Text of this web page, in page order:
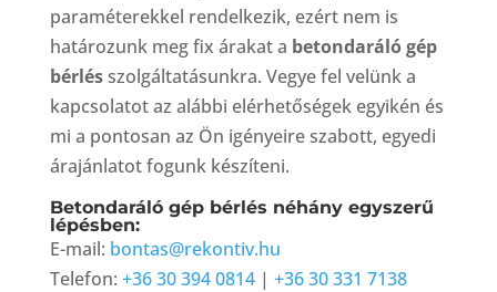
paraméterekkel rendelkezik, ezért nem is
határozunk meg fix árakat a betondaráló gép
bérlésszolgáltatásunkra. Vegye fel velünk a
kapcsolatot az alábbi elérhetőségek egyikén és
mi a pontosan az Ön igényeire szabott, egyedi
árajánlatot fogunk készíteni.
Betondaráló gép bérlés néhány egyszerű
lépésben:
E-mail: bontas@rekontiv.hu
Telefon: +36 30 394 0814| +36 30 331 7138